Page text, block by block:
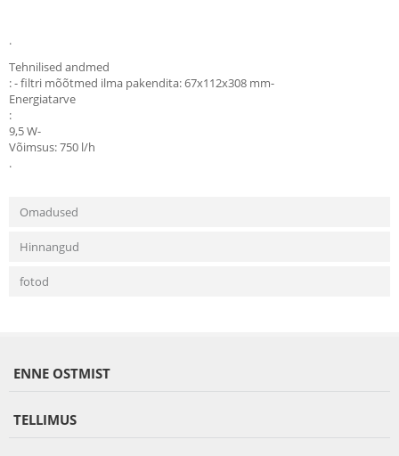
.
Tehnilised andmed
: - filtri mõõtmed ilma pakendita: 67x112x308 mm-
Energiatarve
:
9,5 W-
Võimsus: 750 l/h
.
Omadused
Hinnangud
fotod
ENNE OSTMIST
TELLIMUS